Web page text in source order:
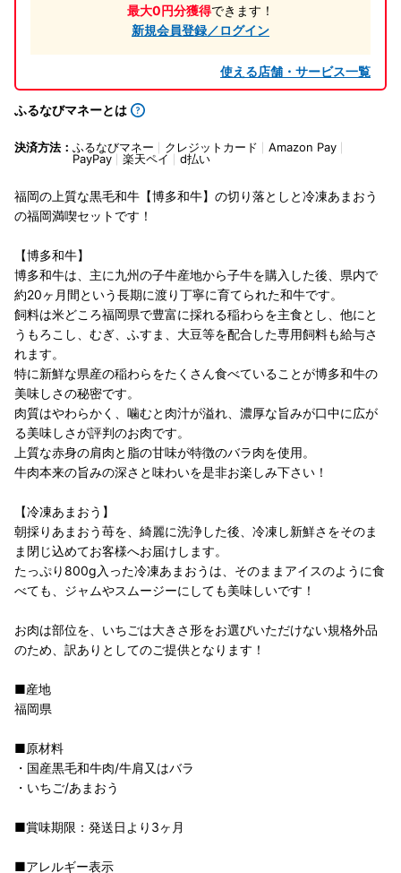
最大0円分獲得できます！
新規会員登録／ログイン
使える店舗・サービス一覧
ふるなびマネーとは
決済方法： ふるなびマネー クレジットカード
Amazon Pay
PayPay
楽天ペイ d払い
福岡の上質な黒毛和牛【博多和牛】の切り落としと冷凍あまおう
の福岡満喫セットです！
【博多和牛】
博多和牛は、主に九州の子牛産地から子牛を購入した後、県内で
約20ヶ月間という長期に渡り丁寧に育てられた和牛です。
飼料は米どころ福岡県で豊富に採れる稲わらを主食とし、他にと
うもろこし、むぎ、ふすま、大豆等を配合した専用飼料も給与さ
れます。
特に新鮮な県産の稲わらをたくさん食べていることが博多和牛の
美味しさの秘密です。
肉質はやわらかく、噛むと肉汁が溢れ、濃厚な旨みが口中に広が
る美味しさが評判のお肉です。
上質な赤身の肩肉と脂の甘味が特徴のバラ肉を使用。
牛肉本来の旨みの深さと味わいを是非お楽しみ下さい！
【冷凍あまおう】
朝採りあまおう苺を、綺麗に洗浄した後、冷凍し新鮮さをそのま
ま閉じ込めてお客様へお届けします。
たっぷり800g入った冷凍あまおうは、そのままアイスのように食
べても、ジャムやスムージーにしても美味しいです！
お肉は部位を、いちごは大きさ形をお選びいただけない規格外品
のため、訳ありとしてのご提供となります！
■産地
福岡県
■原材料
・国産黒毛和牛肉/牛肩又はバラ
・いちご/あまおう
■賞味期限：発送日より3ヶ月
■アレルギー表示